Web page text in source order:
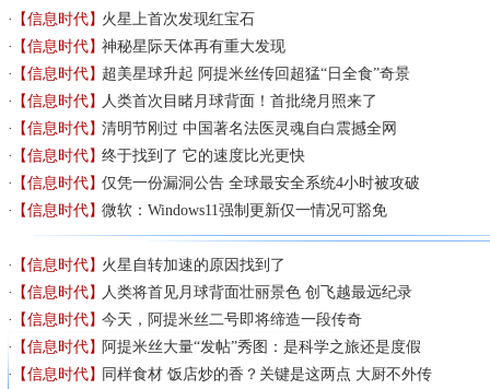
【信息时代】火星上首次发现红宝石
【信息时代】神秘星际天体再有重大发现
【信息时代】超美星球升起 阿提米丝传回超猛“日全食”奇景
【信息时代】 人类首次目睹月球背面！首批绕月照来了
【信息时代】清明节刚过 中国著名法医灵魂自白震撼全网
【信息时代】终于找到了 它的速度比光更快
【信息时代】仅凭一份漏洞公告 全球最安全系统4小时被攻破
【信息时代】微软：Windows11强制更新仅一情况可豁免
【信息时代】火星自转加速的原因找到了
【信息时代】 人类将首见月球背面壮丽景色 创飞越最远纪录
【信息时代】今天，阿提米丝二号即将缔造一段传奇
【信息时代】 阿提米丝大量“发帖”秀图：是科学之旅还是度假
【信息时代】 同样食材 饭店炒的香？关键是这两点 大厨不外传